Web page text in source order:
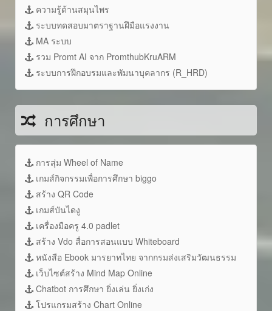
ความรู้ด้านสมุนไพร
ระบบทดสอบมาตราฐานฝึมือแรงงาน
MA ระบบ
รวม Promt AI จาก PromthubKruARM
ระบบการฝึกอบรมและพัมนาบุคลากร (R_HRD)
การศึกษา
การสุ่ม Wheel of Name
เกมส์กิจกรรมเพื่อการศึกษา biggo
สร้าง QR Code
เกมส์บันไดงู
เครื่องมือครู 4.0 padlet
สร้าง Vdo สื่อการสอนแบบ Whiteboard
หนังสือ Ebook มารยาทไทย จากกรมส่งเสริมวัฒนธรรม
เว็บไซต์สร้าง Mind Map Online
Chatbot การศึกษา ยิ่งเล่น ยิ่งเก่ง
โปรแกรมสร้าง Chart Online